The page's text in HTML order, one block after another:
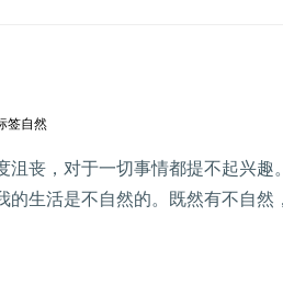
签自然
沮丧，对于一切事情都提不起兴
的生活是不自然的。既然有不自